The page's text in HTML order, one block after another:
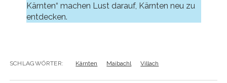
Kärnten“ machen Lust darauf, Kärnten neu zu
entdecken.
SCHLAGWÖRTER: Kärnten Maibachl Villach